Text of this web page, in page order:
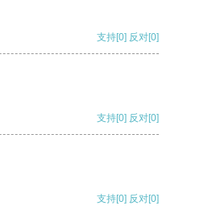
支持[0] 反对[0]
支持[0] 反对[0]
支持[0] 反对[0]